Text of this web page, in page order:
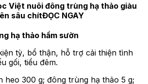
Việt nuôi đông trùng hạ thảo giàu
sâu chítĐỌC NGAY
hạ thảo hầm sườn
tỳ, bổ thận, hỗ trợ cải thiện tình
gối, tiểu đêm.
heo 300 g; đông trùng hạ thảo 5 g;